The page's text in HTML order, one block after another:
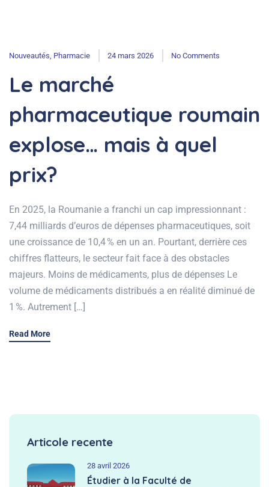
Nouveautés, Pharmacie 24 mars 2026 No Comments
Le marché
pharmaceutique roumain
explose… mais à quel
prix?
En 2025, la Roumanie a franchi un cap impressionnant :
7,44 milliards d’euros de dépenses pharmaceutiques, soit
une croissance de 10,4 % en un an. Pourtant, derrière ces
chiffres flatteurs, le secteur fait face à des obstacles
majeurs. Moins de médicaments, plus de dépenses Le
volume de médicaments distribués a en réalité diminué de
1 %. Autrement […]
Read More
Articole recente
28 avril 2026
Étudier à la Faculté de